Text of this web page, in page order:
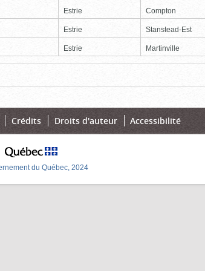
Estrie Compton
Estrie Stanstead-Est
Estrie Martinville
Crédits Droits d'auteur Accessibilité
du Québec, 2024